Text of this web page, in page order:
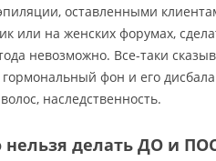
оставленными
или на женских форумах,
невозможно. Все-таки
фон и его
наследственность.
нельзя делать ДО и